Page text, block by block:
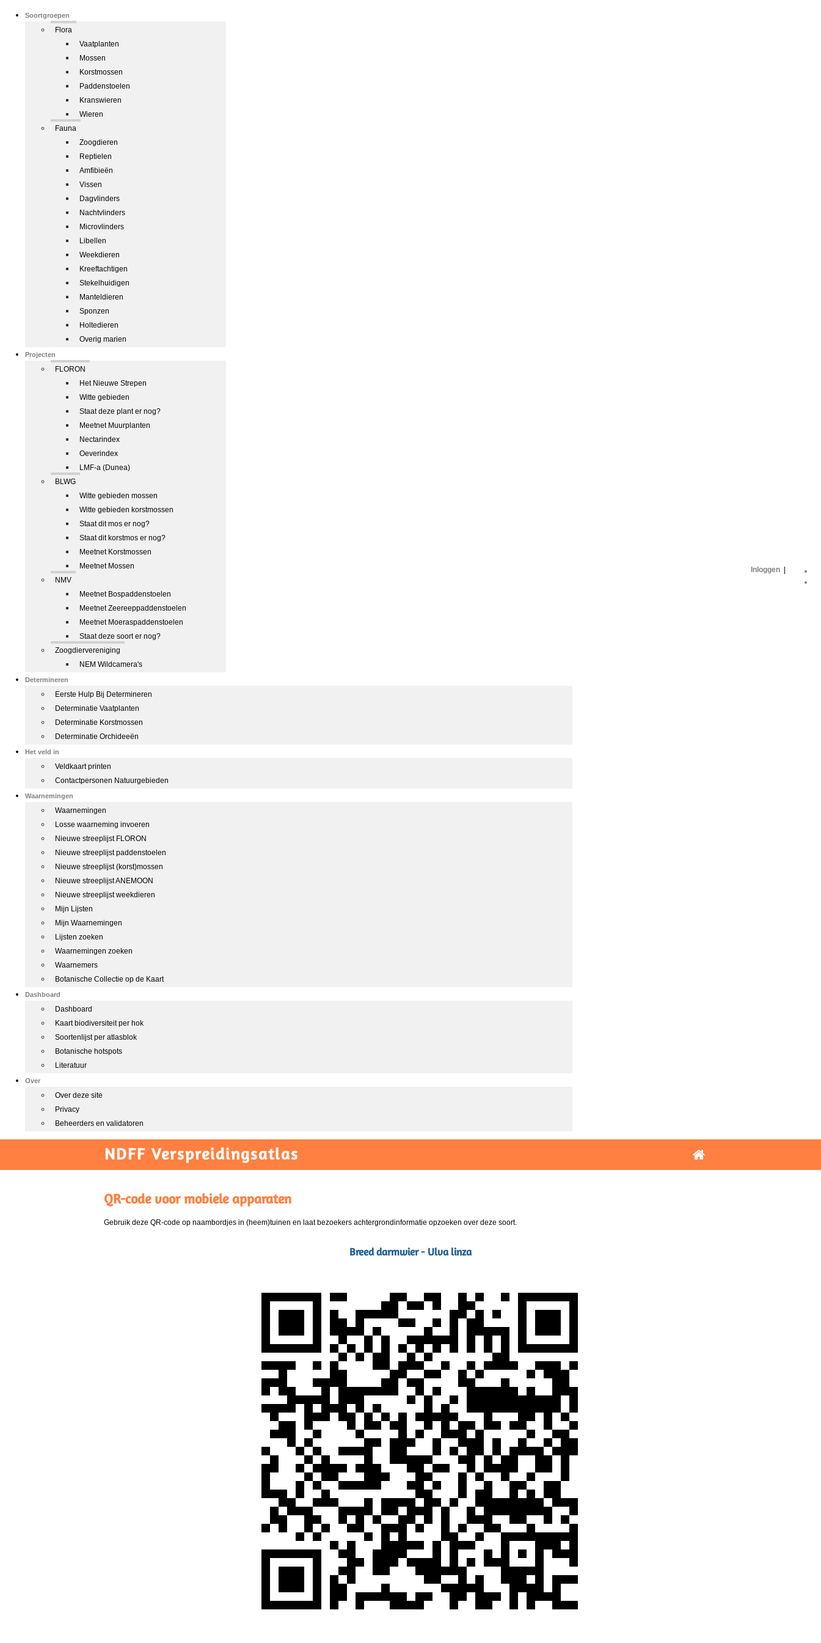
Soortgroepen
Flora
Vaatplanten
Mossen
Korstmossen
Paddenstoelen
Kranswieren
Wieren
Fauna
Zoogdieren
Reptielen
Amfibieën
Vissen
Dagvlinders
Nachtvlinders
Microvlinders
Libellen
Weekdieren
Kreeftachtigen
Stekelhuidigen
Manteldieren
Sponzen
Holtedieren
Overig marien
Projecten
FLORON
Het Nieuwe Strepen
Witte gebieden
Staat deze plant er nog?
Meetnet Muurplanten
Nectarindex
Oeverindex
LMF-a (Dunea)
BLWG
Witte gebieden mossen
Witte gebieden korstmossen
Staat dit mos er nog?
Staat dit korstmos er nog?
Meetnet Korstmossen
Meetnet Mossen
NMV
Meetnet Bospaddenstoelen
Meetnet Zeereeppaddenstoelen
Meetnet Moeraspaddenstoelen
Staat deze soort er nog?
Zoogdiervereniging
NEM Wildcamera's
Determineren
Eerste Hulp Bij Determineren
Determinatie Vaatplanten
Determinatie Korstmossen
Determinatie Orchideeën
Het veld in
Veldkaart printen
Contactpersonen Natuurgebieden
Waarnemingen
Waarnemingen
Losse waarneming invoeren
Nieuwe streeplijst FLORON
Nieuwe streeplijst paddenstoelen
Nieuwe streeplijst (korst)mossen
Nieuwe streeplijst ANEMOON
Nieuwe streeplijst weekdieren
Mijn Lijsten
Mijn Waarnemingen
Lijsten zoeken
Waarnemingen zoeken
Waarnemers
Botanische Collectie op de Kaart
Dashboard
Dashboard
Kaart biodiversiteit per hok
Soortenlijst per atlasblok
Botanische hotspots
Literatuur
Over
Over deze site
Privacy
Beheerders en validatoren
Inloggen
NDFF Verspreidingsatlas
QR-code voor mobiele apparaten
Gebruik deze QR-code op naambordjes in (heem)tuinen en laat bezoekers achtergrondinformatie opzoeken over deze soort.
Breed darmwier - Ulva linza